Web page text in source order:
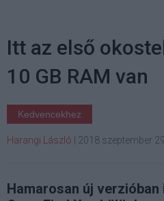
Itt az első
10 GB RAM van
Kedvencekhez
Harangi László 2018 szeptember
Hamarosan új